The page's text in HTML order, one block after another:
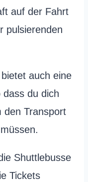
auf der Fahrt
pulsierenden
auch eine
du dich
den Transport
Shuttlebusse
Tickets